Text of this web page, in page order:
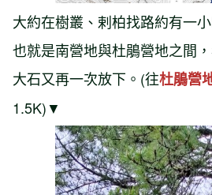
大約在樹叢、剌柏找路約有一
也就是南營地與杜鵑營地之間
大石又再一次放下。(往杜鵑營
1.5K)▼